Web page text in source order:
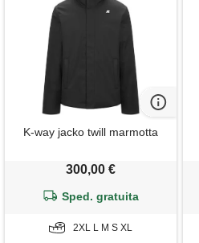
K-way jacko twill marmotta
300,00 €
Sped. gratuita
2XL L M S XL